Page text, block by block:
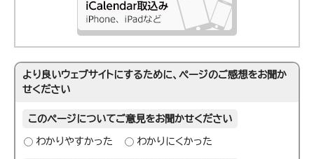
より良いウェブサイトにするために、ページのご感想をお聞か
せください
このページについてご意見をお聞かせください
わかりやすかった わかりにくかった